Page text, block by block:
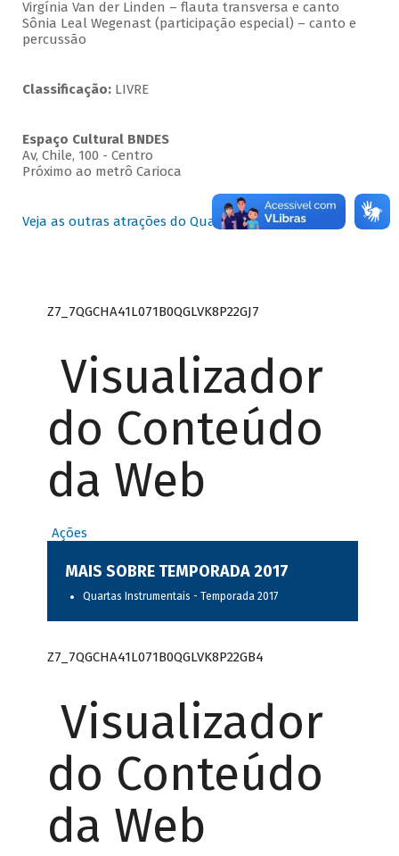
Virgínia Van der Linden – flauta transversa e canto
Sônia Leal Wegenast (participação especial) – canto e
percussão
Classificação:LIVRE
Espaço Cultural BNDES
Av, Chile, 100 - Centro
Próximo ao metrô Carioca
Veja as outras atrações do Quartas Instrumentais
Z7_7QGCHA41L071B0QGLVK8P22GJ7
Visualizador
do Conteúdo
da Web
Ações
MAIS SOBRE TEMPORADA 2017
Quartas Instrumentais - Temporada 2017
Z7_7QGCHA41L071B0QGLVK8P22GB4
Visualizador
do Conteúdo
da Web